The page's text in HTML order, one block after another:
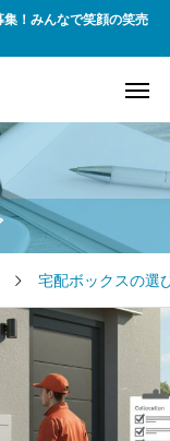
！みんなで笑顔の笑売
宅配ボックスの選